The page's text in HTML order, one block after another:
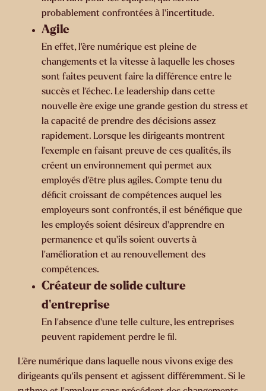
probablement confrontées à l'incertitude.
Agile
En effet, l'ère numérique est pleine de
changements et la vitesse à laquelle les choses
sont faites peuvent faire la différence entre le
succès et l'échec. Le leadership dans cette
nouvelle ère exige une grande gestion du stress et
la capacité de prendre des décisions assez
rapidement. Lorsque les dirigeants montrent
l'exemple en faisant preuve de ces qualités, ils
créent un environnement qui permet aux
employés d'être plus agiles. Compte tenu du
déficit croissant de compétences auquel les
employeurs sont confrontés, il est bénéfique que
les employés soient désireux d'apprendre en
permanence et qu'ils soient ouverts à
l'amélioration et au renouvellement des
compétences.
Créateur de solide culture
d’entreprise
En l'absence d'une telle culture, les entreprises
peuvent rapidement perdre le fil.
L'ère numérique dans laquelle nous vivons exige des
dirigeants qu'ils pensent et agissent différemment. Si le